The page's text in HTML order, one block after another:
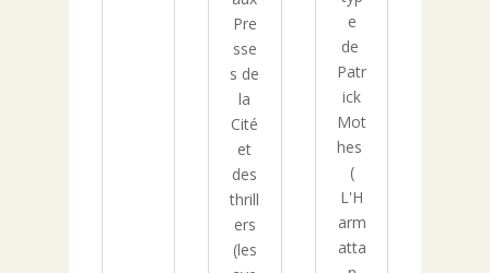
Pre
sse
s de
la
Cité
et
des
thrill
ers
(les
e
de
Patr
ick
Mot
hes
(
L'H
arm
atta